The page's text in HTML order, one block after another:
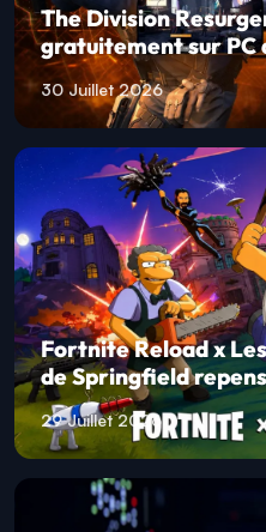
The Division
gratuitement sur PC
30 Juillet 2026
Fortnite Reload x
de Springfield
29 Juillet 2026